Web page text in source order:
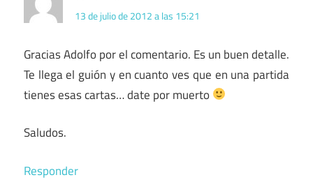
13 de julio de 2012 a las 15:21
Gracias Adolfo por el comentario. Es un buen detalle.
Te llega el guión y en cuanto ves que en una partida
tienes esas cartas… date por muerto
Saludos.
Responder